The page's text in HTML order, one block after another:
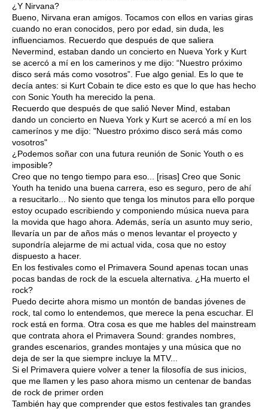
¿Y Nirvana?
Bueno, Nirvana eran amigos. Tocamos con ellos en varias giras
cuando no eran conocidos, pero por edad, sin duda, les
influenciamos. Recuerdo que después de que saliera
Nevermind, estaban dando un concierto en Nueva York y Kurt
se acercó a mí en los camerinos y me dijo: “Nuestro próximo
disco será más como vosotros”. Fue algo genial. Es lo que te
decía antes: si Kurt Cobain te dice esto es que lo que has hecho
con Sonic Youth ha merecido la pena.
Recuerdo que después de que salió Never Mind, estaban
dando un concierto en Nueva York y Kurt se acercó a mí en los
camerínos y me dijo: "Nuestro próximo disco será más como
vosotros"
¿Podemos soñar con una futura reunión de Sonic Youth o es
imposible?
Creo que no tengo tiempo para eso... [risas] Creo que Sonic
Youth ha tenido una buena carrera, eso es seguro, pero de ahí
a resucitarlo... No siento que tenga los minutos para ello porque
estoy ocupado escribiendo y componiendo música nueva para
la movida que hago ahora. Además, sería un asunto muy serio,
llevaría un par de años más o menos levantar el proyecto y
supondría alejarme de mi actual vida, cosa que no estoy
dispuesto a hacer.
En los festivales como el Primavera Sound apenas tocan unas
pocas bandas de rock de la escuela alternativa. ¿Ha muerto el
rock?
Puedo decirte ahora mismo un montón de bandas jóvenes de
rock, tal como lo entendemos, que merece la pena escuchar. El
rock está en forma. Otra cosa es que me hables del mainstream
que contrata ahora el Primavera Sound: grandes nombres,
grandes escenarios, grandes montajes y una música que no
deja de ser la que siempre incluye la MTV...
Si el Primavera quiere volver a tener la filosofía de sus inicios,
que me llamen y les paso ahora mismo un centenar de bandas
de rock de primer orden
También hay que comprender que estos festivales tan grandes